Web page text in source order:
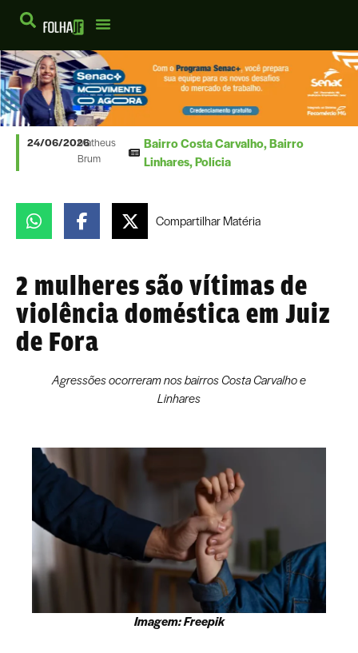
24/06/2026Matheus
Brum
Bairro Costa Carvalho,Bairro
Linhares,Polícia
CompartilharMatéria
2 mulheres são vítimas de
violência doméstica em Juiz
de Fora
Agressões ocorreram nos bairros Costa Carvalho e
Linhares
Imagem: Freepik